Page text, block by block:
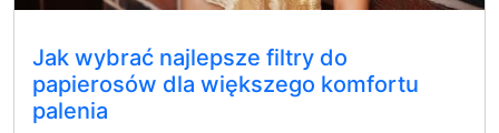
Jak wybrać najlepsze filtry do
papierosów dla większego komfortu
palenia